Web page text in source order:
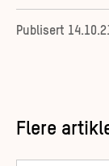
Publisert
Flere